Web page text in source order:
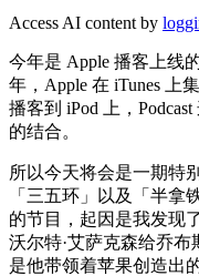
Access AI content by
今年是 Apple 播客上线
年，Apple 在 iTunes 上
播客到 iPod 上，
的结合。
所以今天将会是一期特
「三五环」以及「半拿
的节目，起因是我发现
沃尔特·艾萨克森给乔
是他带领着苹果创造出